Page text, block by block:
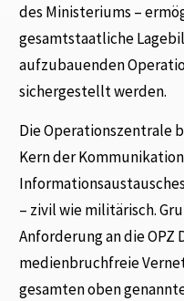
des Ministeriums –
gesamtstaatliche
aufzubauenden
sichergestellt werden.
Die Operationszentrale
Kern der
– zivil wie militärisch.
Anforderung an die
medienbruchfreie
gesamten oben